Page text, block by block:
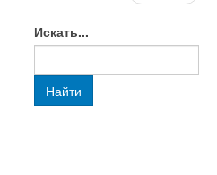
Искать...
Найти